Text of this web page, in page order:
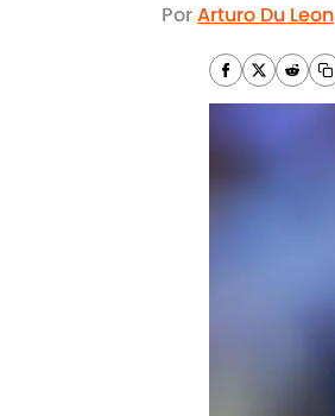
PorArturo Du Leon